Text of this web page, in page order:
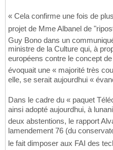
« Cela confirme une fois de
projet de Mme Albanel de
Guy Bono dans un
ministre de la Culture qui, à
européens contre le concept de
évoquait une « majorité très
elle, se serait aujourdhui «
Dans le cadre du « paquet
ainsi adopté aujourdhui, à
deux abstentions, le rapport
lamendement 76 (du
le fait dimposer aux FAI des